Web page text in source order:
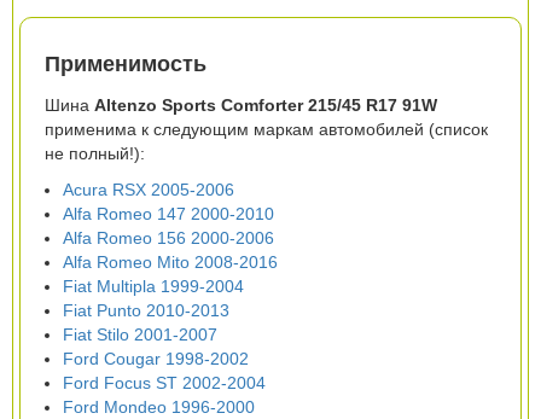
Применимость
Шина Altenzo Sports Comforter 215/45 R17 91W
применима к следующим маркам автомобилей (список
не полный!):
Acura RSX 2005-2006
Alfa Romeo 147 2000-2010
Alfa Romeo 156 2000-2006
Alfa Romeo Mito 2008-2016
Fiat Multipla 1999-2004
Fiat Punto 2010-2013
Fiat Stilo 2001-2007
Ford Cougar 1998-2002
Ford Focus ST 2002-2004
Ford Mondeo 1996-2000